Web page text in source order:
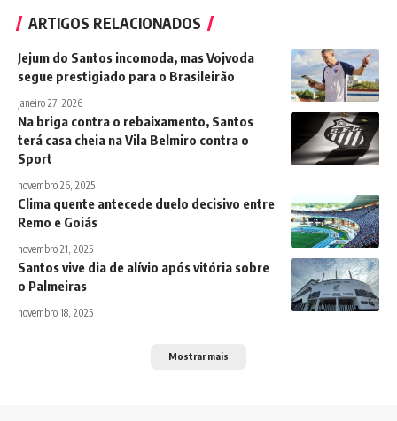
ARTIGOS RELACIONADOS
Jejum do Santos incomoda, mas Vojvoda
segue prestigiado para o Brasileirão
janeiro 27, 2026
Na briga contra o rebaixamento, Santos
terá casa cheia na Vila Belmiro contra o
Sport
novembro 26, 2025
Clima quente antecede duelo decisivo entre
Remo e Goiás
novembro 21, 2025
Santos vive dia de alívio após vitória sobre
o Palmeiras
novembro 18, 2025
Mostrar mais